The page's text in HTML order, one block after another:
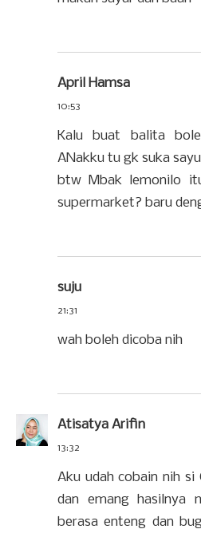
April Hamsa
10:53
Kalu buat balita
ANakku tu gk suka
btw Mbak lemonilo
supermarket? baru
suju
21:31
wah boleh dicoba nih
Atisatya Arifin
13:32
Aku udah cobain nih si
dan emang hasilnya
berasa enteng dan